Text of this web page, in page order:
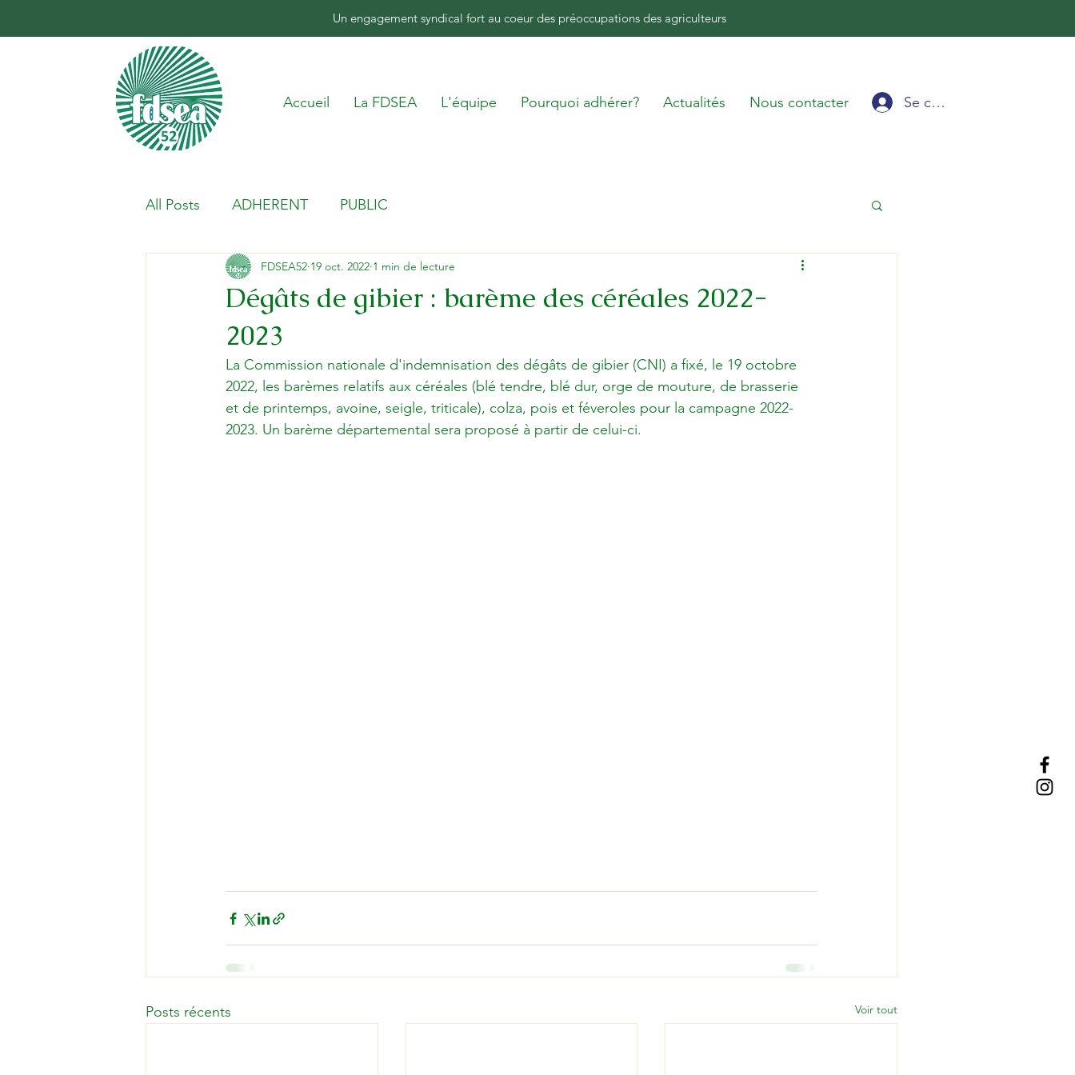
Un engagement syndical fort au coeur des préoccupations des agriculteurs
Accueil La FDSEA L'équipe Pourquoi adhérer? Actualités Nous contacter Se connecter
All Posts ADHERENT PUBLIC
Dégâts de gibier : barème des céréales 2022-
2023
FDSEA52 19 oct. 2022 1 min de lecture
La Commission nationale d'indemnisation des dégâts de gibier (CNI) a fixé, le 19 octobre
2022, les barèmes relatifs aux céréales (blé tendre, blé dur, orge de mouture, de brasserie
et de printemps, avoine, seigle, triticale), colza, pois et féveroles pour la campagne 2022-
2023. Un barème départemental sera proposé à partir de celui-ci.
Posts récents Voir tout